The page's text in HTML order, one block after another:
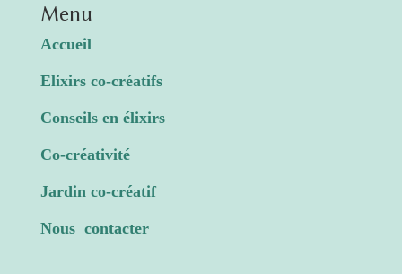
Menu
Accueil
Elixirs co-créatifs
Conseils en élixirs
Co-créativité
Jardin co-créatif
Nous contacter